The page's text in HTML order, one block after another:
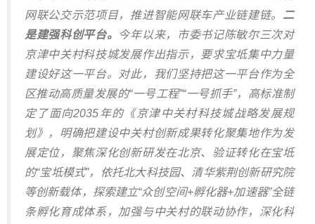
网联公交示范项目，推进智能网联车产业链建链。 二
是建强科创平台。 今年以来，市委书记陈敏尔三次对
京津中关村科技城发展作出指示，要求宝坻集中力量
建设好这一平台。对此，我们坚持把这一平台作为全
区推动高质量发展的“一号工程”“一号抓手”，高标准制
定了面向2035年的《京津中关村科技城战略发展规
划》，明确把建设中关村创新成果转化聚集地作为发
展定位，聚焦深化创新研发在北京、验证转化在宝坻
的“宝坻模式”，依托北大科技园、清华紫荆创新研究院
等创新载体，探索建立“众创空间+孵化器+加速器”全链
条孵化育成体系，加强与中关村的联动协作，深化科